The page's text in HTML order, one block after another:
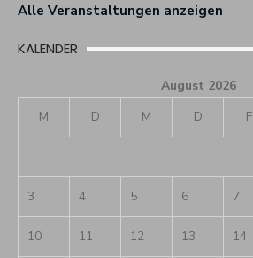
Alle Veranstaltungen anzeigen
KALENDER
August 2026
M
D M D F
3 4 5 6 7
10 11 12 13 14